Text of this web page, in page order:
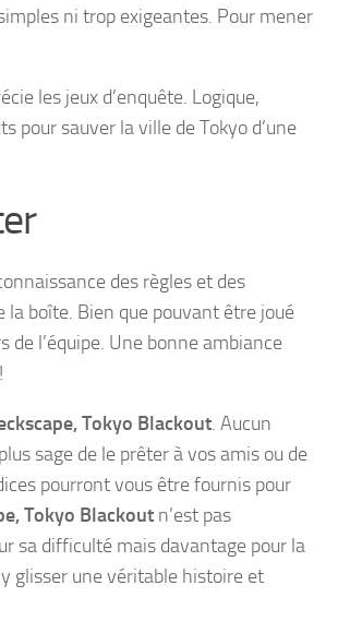
ni trop exigeantes. Pour mener
les jeux d’enquête. Logique,
pour sauver la ville de Tokyo d’une
des règles et des
la boîte. Bien que pouvant être joué
l’équipe. Une bonne ambiance
Tokyo Blackout. Aucun
sage de le prêter à vos amis ou de
pourront vous être fournis pour
Tokyo Blackout n’est pas
sa difficulté mais davantage pour la
glisser une véritable histoire et